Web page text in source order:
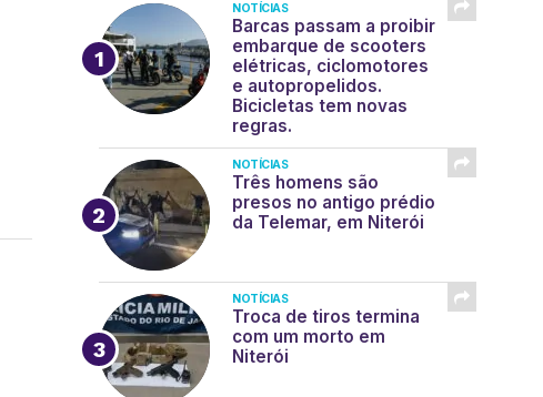
NOTÍCIAS
Barcas passam a proibir
embarque de scooters
elétricas, ciclomotores
e autopropelidos.
Bicicletas tem novas
regras.
NOTÍCIAS
Três homens são
presos no antigo prédio
da Telemar, em Niterói
NOTÍCIAS
Troca de tiros termina
com um morto em
Niterói